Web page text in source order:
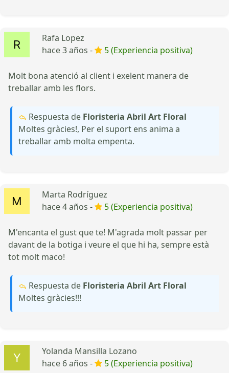
Rafa Lopez
hace 3 años -
5 (Experiencia positiva)
Molt bona atenció al client i exelent manera de
treballar amb les flors.
Respuesta de Floristeria Abril Art Floral
Moltes gràcies!, Per el suport ens anima a
treballar amb molta empenta.
Marta Rodríguez
hace 4 años -
5 (Experiencia positiva)
M'encanta el gust que te! M'agrada molt passar per
davant de la botiga i veure el que hi ha, sempre està
tot molt maco!
Respuesta de Floristeria Abril Art Floral
Moltes gràcies!!!
Yolanda Mansilla Lozano
hace 6 años -
5 (Experiencia positiva)